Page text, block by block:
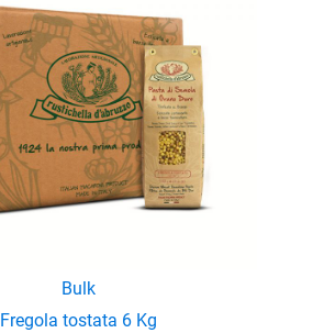
Bulk
Fregola tostata 6 Kg